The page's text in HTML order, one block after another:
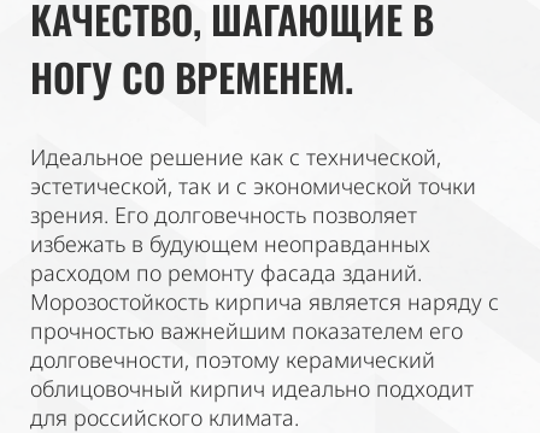
КАЧЕСТВО, ШАГАЮЩИЕ В
НОГУ СО ВРЕМЕНЕМ.
Идеальное решение как с технической,
эстетической, так и с экономической точки
зрения. Его долговечность позволяет
избежать в будующем неоправданных
расходом по ремонту фасада зданий.
Морозостойкость кирпича является наряду с
прочностью важнейшим показателем его
долговечности, поэтому керамический
облицовочный кирпич идеально подходит
для российского климата.